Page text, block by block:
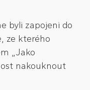
byli zapojeni do
ze kterého
„Jako
nakouknout